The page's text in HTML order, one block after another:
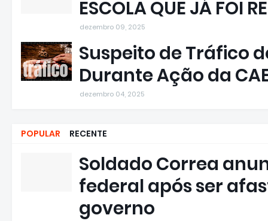
ESCOLA QUE JÁ FOI
dezembro 09, 2025
Suspeito de Tráfico
Durante Ação da
dezembro 04, 2025
POPULAR RECENTE
Soldado Correa
federal após ser
governo